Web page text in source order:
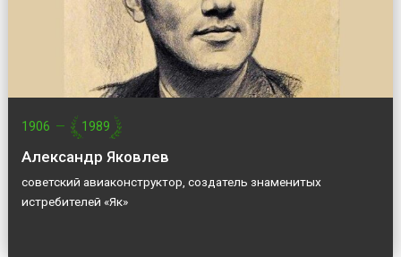
1906 — 1989
Александр Яковлев
советский авиаконструктор, создатель знаменитых
истребителей «Як»